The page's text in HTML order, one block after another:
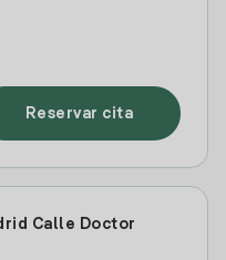
Reservar cita
Calle Doctor